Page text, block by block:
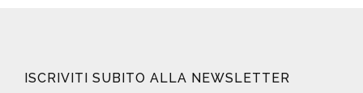
ISCRIVITI SUBITO ALLA NEWSLETTER